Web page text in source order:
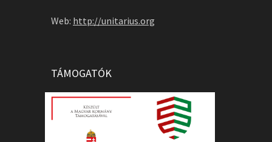
Web: http://unitarius.org
TÁMOGATÓK